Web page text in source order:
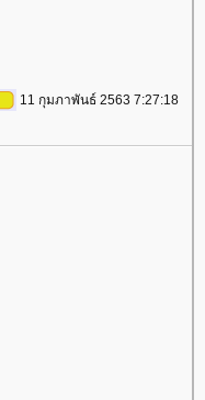
11 กุมภาพันธ์ 2563 7:27:18